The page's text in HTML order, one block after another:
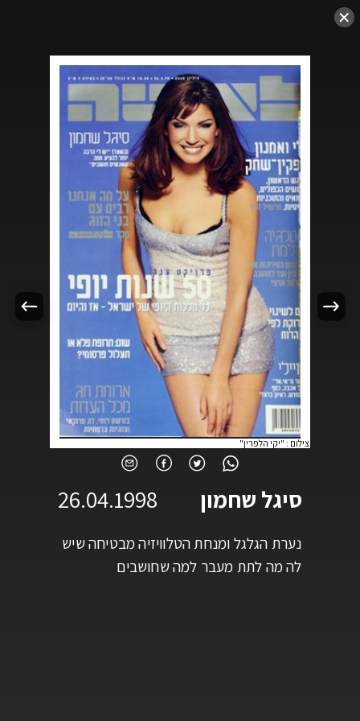
סיגל שחמון 26.04.1998
נערת הגלגל ומנחת הטלוויזיה מבטיחה שיש
לה מה לתת מעבר למה שחושבים
צילום : "יקי הלפרין"